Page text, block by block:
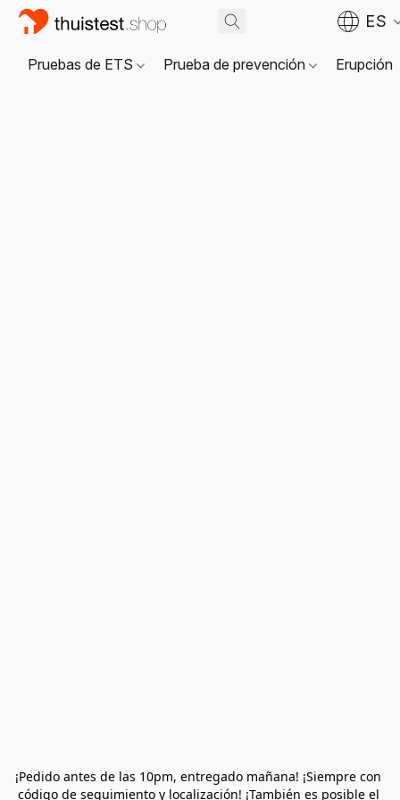
ES
Pruebas de ETS Prueba de prevención Erupción
¡Pedido antes de las 10pm, entregado mañana! ¡Siempre con
código de seguimiento y localización! ¡También es posible el